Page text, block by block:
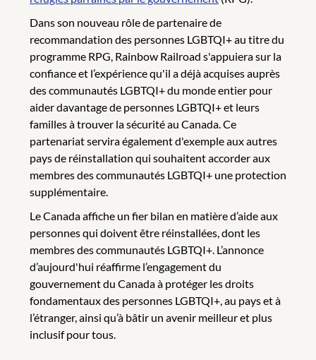
Dans son nouveau rôle de partenaire de
recommandation des personnes LGBTQI+ au titre du
programme RPG, Rainbow Railroad s'appuiera sur la
confiance et l’expérience qu'il a déjà acquises auprès
des communautés LGBTQI+ du monde entier pour
aider davantage de personnes LGBTQI+ et leurs
familles à trouver la sécurité au Canada. Ce
partenariat servira également d'exemple aux autres
pays de réinstallation qui souhaitent accorder aux
membres des communautés LGBTQI+ une protection
supplémentaire.
Le Canada affiche un fier bilan en matière d’aide aux
personnes qui doivent être réinstallées, dont les
membres des communautés LGBTQI+. L’annonce
d’aujourd'hui réaffirme l’engagement du
gouvernement du Canada à protéger les droits
fondamentaux des personnes LGBTQI+, au pays et à
l’étranger, ainsi qu’à bâtir un avenir meilleur et plus
inclusif pour tous.